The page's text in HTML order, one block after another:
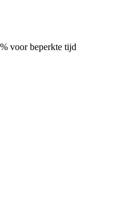
voor beperkte tijd